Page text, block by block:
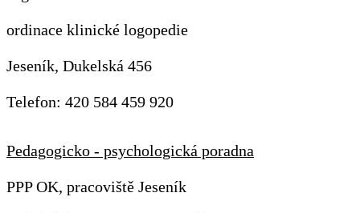
ordinace klinické logopedie
Jeseník, Dukelská 456
Telefon: 420 584 459 920
Pedagogicko - psychologická poradna
PPP OK, pracoviště Jeseník